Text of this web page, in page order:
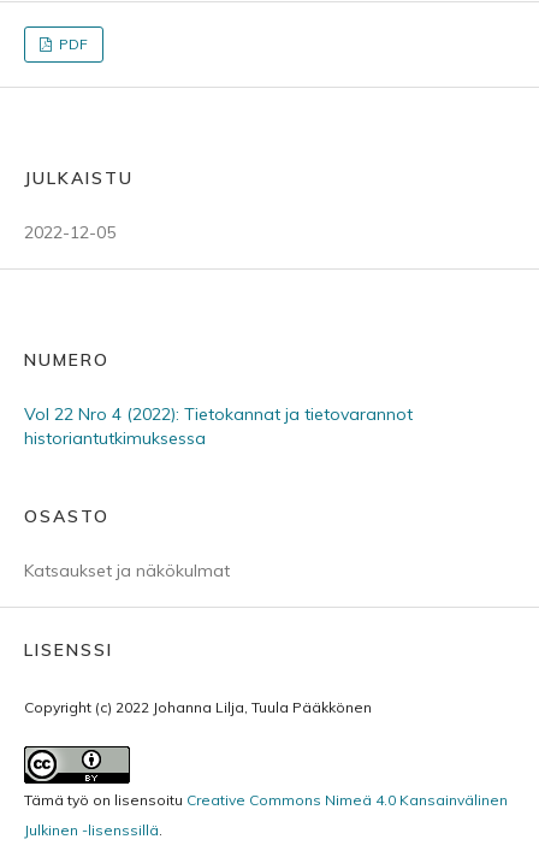
PDF
JULKAISTU
2022-12-05
NUMERO
Vol 22 Nro 4 (2022): Tietokannat ja tietovarannot
historiantutkimuksessa
OSASTO
Katsaukset ja näkökulmat
LISENSSI
Copyright (c) 2022 Johanna Lilja, Tuula Pääkkönen
Tämä työ on lisensoitu Creative Commons Nimeä 4.0 Kansainvälinen
Julkinen -lisenssillä.